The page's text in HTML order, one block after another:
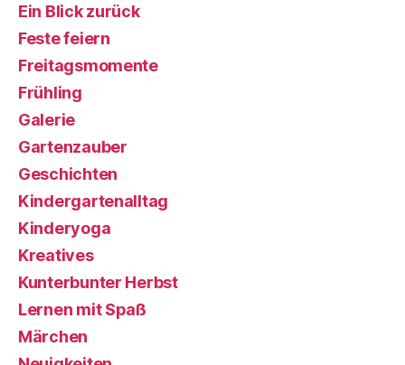
Ein Blick zurück
Feste feiern
Freitagsmomente
Frühling
Galerie
Gartenzauber
Geschichten
Kindergartenalltag
Kinderyoga
Kreatives
Kunterbunter Herbst
Lernen mit Spaß
Märchen